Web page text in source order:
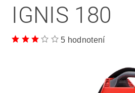
IGNIS 180
5 hodnotení